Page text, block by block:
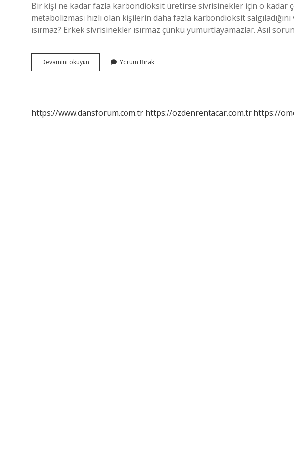
Bir kişi ne kadar fazla karbondioksit üretirse sivrisinekler için o kadar
metabolizması hızlı olan kişilerin daha fazla karbondioksit
ısırmaz? Erkek sivrisinekler ısırmaz çünkü yumurtlayamazlar. Asıl
Devamını okuyun Sivrisinek
En
Yorum Bırak
https://www.dansforum.com.tr https://ozdenrentacar.com.tr https://